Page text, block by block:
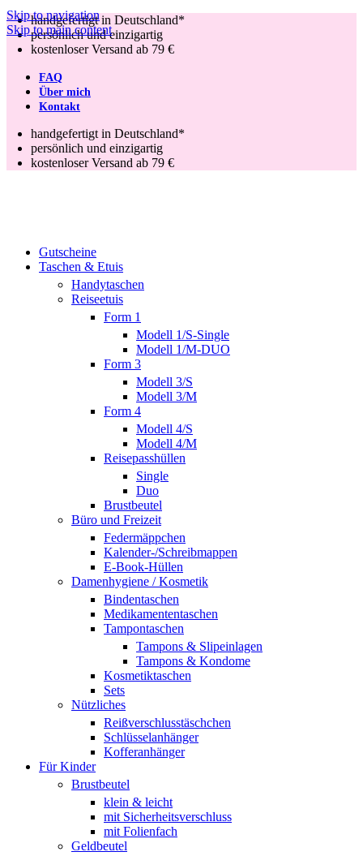
Skip to navigation
Skip to main content
handgefertigt in Deutschland*
persönlich und einzigartig
kostenloser Versand ab 79 €
FAQ
Über mich
Kontakt
handgefertigt in Deutschland*
persönlich und einzigartig
kostenloser Versand ab 79 €
Gutscheine
Taschen & Etuis
Handytaschen
Reiseetuis
Form 1
Modell 1/S-Single
Modell 1/M-DUO
Form 3
Modell 3/S
Modell 3/M
Form 4
Modell 4/S
Modell 4/M
Reisepasshüllen
Single
Duo
Brustbeutel
Büro und Freizeit
Federmäppchen
Kalender-/Schreibmappen
E-Book-Hüllen
Damenhygiene / Kosmetik
Bindentaschen
Medikamententaschen
Tampontaschen
Tampons & Slipeinlagen
Tampons & Kondome
Kosmetiktaschen
Sets
Nützliches
Reißverschlusstäschchen
Schlüsselanhänger
Kofferanhänger
Für Kinder
Brustbeutel
klein & leicht
mit Sicherheitsverschluss
mit Folienfach
Geldbeutel